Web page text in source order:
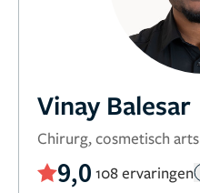
Vinay Balesar
Chirurg, cosmetisch arts
9,0 108 ervaringen